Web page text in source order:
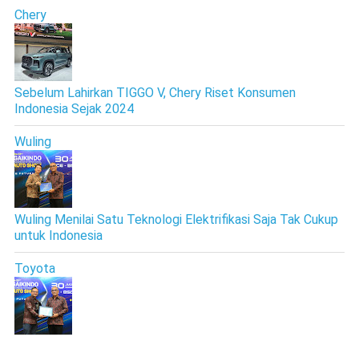
Chery
Sebelum Lahirkan TIGGO V, Chery Riset Konsumen
Indonesia Sejak 2024
Wuling
Wuling Menilai Satu Teknologi Elektrifikasi Saja Tak Cukup
untuk Indonesia
Toyota